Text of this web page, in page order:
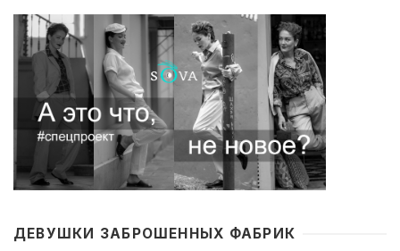
ДЕВУШКИ ЗАБРОШЕННЫХ ФАБРИК